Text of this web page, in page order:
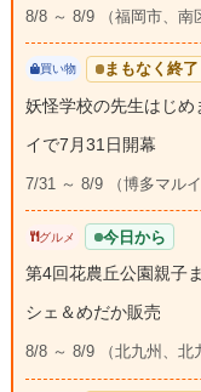
8/8 ～ 8/9 （福岡市、南
買い物 まもなく終了
妖怪学校の先生はじ
イで7月31日開幕
7/31 ～ 8/9 （博多マル
グルメ 今日から
第4回花農丘公園親子
シェ＆めだか販売
8/8 ～ 8/9 （北九州、北